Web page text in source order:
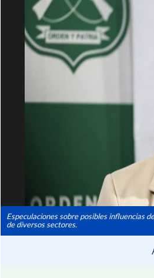
Especulaciones sobre posibles influencias
de diversos sectores.